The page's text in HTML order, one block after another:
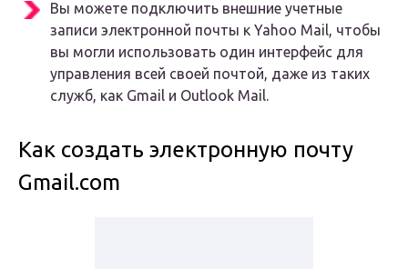
Вы можете подключить внешние учетные
записи электронной почты к Yahoo Mail, чтобы
вы могли использовать один интерфейс для
управления всей своей почтой, даже из таких
служб, как Gmail и Outlook Mail.
Как создать электронную почту
Gmail.com